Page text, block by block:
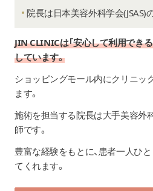
院長は日本美容外科学会(JSAS)
JIN CLINICは「安心して利用でき
しています。
ショッピングモール内にクリニッ
ます。
施術を担当する院長は大手美容外
師です。
豊富な経験をもとに、患者一人ひ
てくれます。